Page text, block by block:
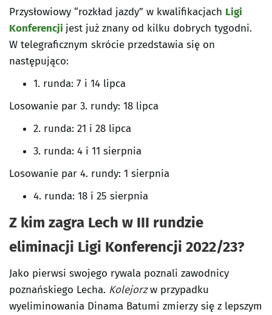
Przysłowiowy “rozkład jazdy” w kwalifikacjach Ligi
Konferencji jest już znany od kilku dobrych tygodni.
W telegraficznym skrócie przedstawia się on
następująco:
1. runda: 7 i 14 lipca
Losowanie par 3. rundy: 18 lipca
2. runda: 21 i 28 lipca
3. runda: 4 i 11 sierpnia
Losowanie par 4. rundy: 1 sierpnia
4. runda: 18 i 25 sierpnia
Z kim zagra Lech w III rundzie
eliminacji Ligi Konferencji 2022/23?
Jako pierwsi swojego rywala poznali zawodnicy
poznańskiego Lecha. Kolejorzw przypadku
wyeliminowania Dinama Batumi zmierzy się z lepszym